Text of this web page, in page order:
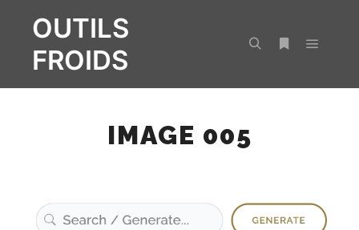
OUTILS
FROIDS
IMAGE 005